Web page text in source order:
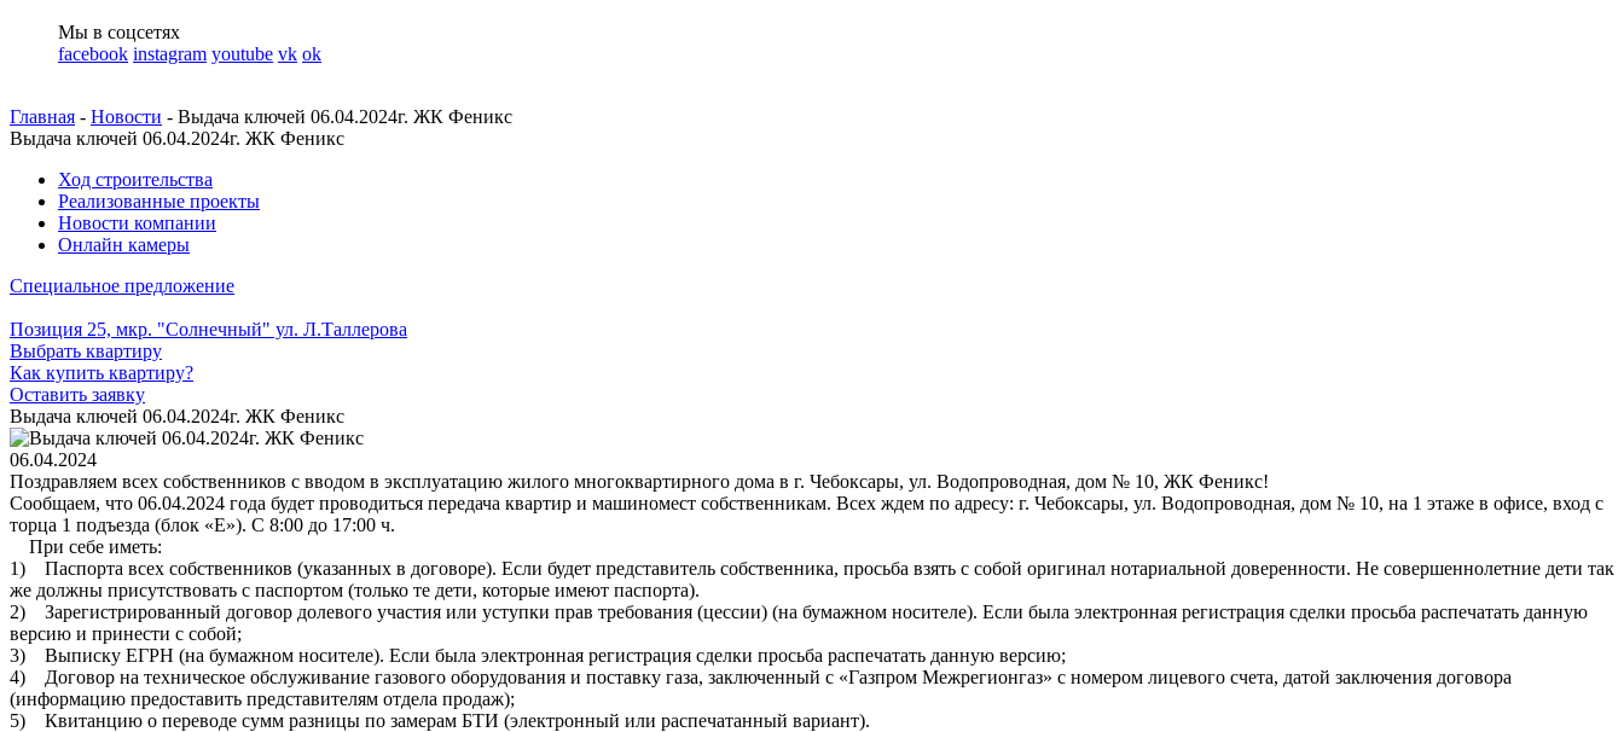
Мы в соцсетях
facebook instagram youtube vk ok
Главная - Новости - Выдача ключей 06.04.2024г. ЖК Феникс
Выдача ключей 06.04.2024г. ЖК Феникс
Ход строительства
Реализованные проекты
Новости компании
Онлайн камеры
Специальное предложение
Позиция 25, мкр. "Солнечный" ул. Л.Таллерова
Выбрать квартиру
Как купить квартиру?
Оставить заявку
Выдача ключей 06.04.2024г. ЖК Феникс
06.04.2024
Поздравляем всех собственников с вводом в эксплуатацию жилого многоквартирного дома в г. Чебоксары, ул. Водопроводная, дом № 10, ЖК Феникс!
Сообщаем, что 06.04.2024 года будет проводиться передача квартир и машиномест собственникам. Всех ждем по адресу: г. Чебоксары, ул. Водопроводная, дом № 10, на 1 этаже в офисе, вход с
торца 1 подъезда (блок «Е»). С 8:00 до 17:00 ч.
При себе иметь:
1) Паспорта всех собственников (указанных в договоре). Если будет представитель собственника, просьба взять с собой оригинал нотариальной доверенности. Не совершеннолетние дети так
же должны присутствовать с паспортом (только те дети, которые имеют паспорта).
2) Зарегистрированный договор долевого участия или уступки прав требования (цессии) (на бумажном носителе). Если была электронная регистрация сделки просьба распечатать данную
версию и принести с собой;
3) Выписку ЕГРН (на бумажном носителе). Если была электронная регистрация сделки просьба распечатать данную версию;
4) Договор на техническое обслуживание газового оборудования и поставку газа, заключенный с «Газпром Межрегионгаз» с номером лицевого счета, датой заключения договора
(информацию предоставить представителям отдела продаж);
5) Квитанцию о переводе сумм разницы по замерам БТИ (электронный или распечатанный вариант).